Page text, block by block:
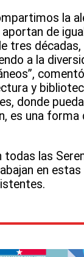
la
de
tres
a la
y
donde
es una forma
las
en